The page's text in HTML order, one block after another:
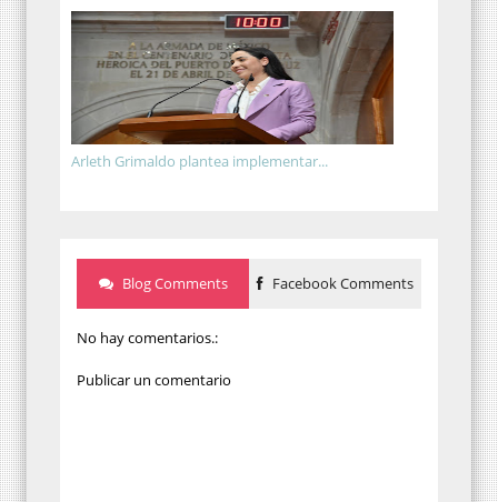
Arleth Grimaldo plantea implementar...
Blog Comments Facebook Comments
No hay comentarios.:
Publicar un comentario